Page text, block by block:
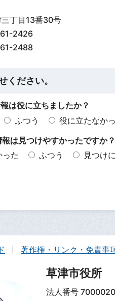
丁目13番30号
2426
2488
ください。
は役に立ちましたか？
ふつう
役に立たなか
は見つけやすかったですか？
った
ふつう 見つけ
著作権・リンク・免責事
草津市役所
法人番号